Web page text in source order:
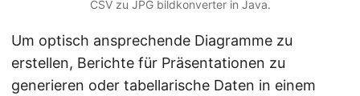
CSV zu JPG bildkonverter in Java.
Um optisch ansprechende Diagramme zu
erstellen, Berichte für Präsentationen zu
generieren oder tabellarische Daten in einem